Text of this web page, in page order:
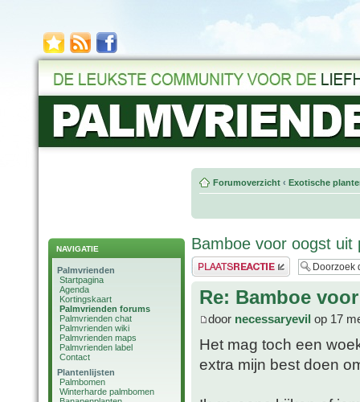
NAVIGATIE
Palmvrienden
Startpagina
Agenda
Kortingskaart
Palmvrienden forums
Palmvrienden chat
Palmvrienden wiki
Palmvrienden maps
Palmvrienden label
Contact
Plantenlijsten
Palmbomen
Winterharde palmbomen
Forumoverzicht ‹ Exotische
Bamboe voor oogst uit
Plaats een reactie
Re: Bamboe
door necessaryevil op 17
Het mag toch een
extra mijn best doen